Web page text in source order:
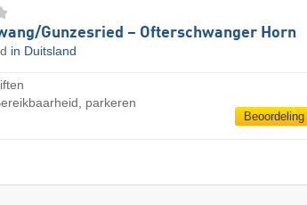
​Gunzesried – Ofterschwanger Horn
in Duitsland
parkeren
Beoordeling